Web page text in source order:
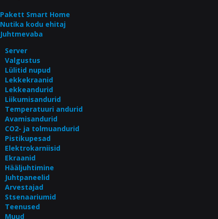
Pakett Smart Home
Nutika kodu ehitaj
Juhtmevaba
Server
Valgustus
Lülitid nupud
Lekkekraanid
Lekkeandurid
Liikumisandurid
Temperatuuri andurid
Avamisandurid
CO2- ja tolmuandurid
Pistikupesad
Elektrokarniisid
Ekraanid
Hääljuhtimine
Juhtpaneelid
Arvestajad
Stsenaariumid
Teenused
Muud